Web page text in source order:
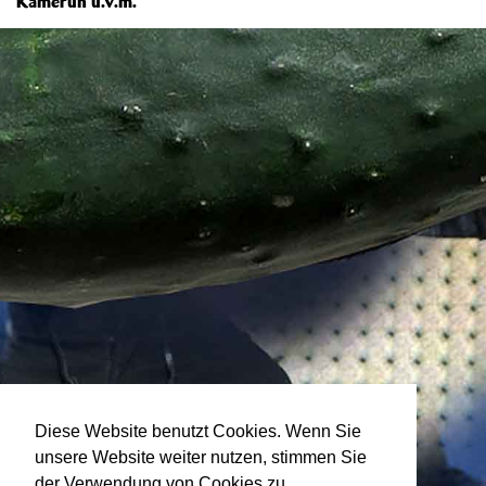
Diese Website benutzt Cookies. Wenn Sie
unsere Website weiter nutzen, stimmen Sie